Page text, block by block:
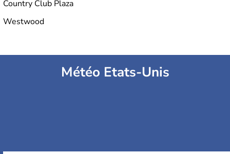
Country Club Plaza
Westwood
Météo Etats-Unis